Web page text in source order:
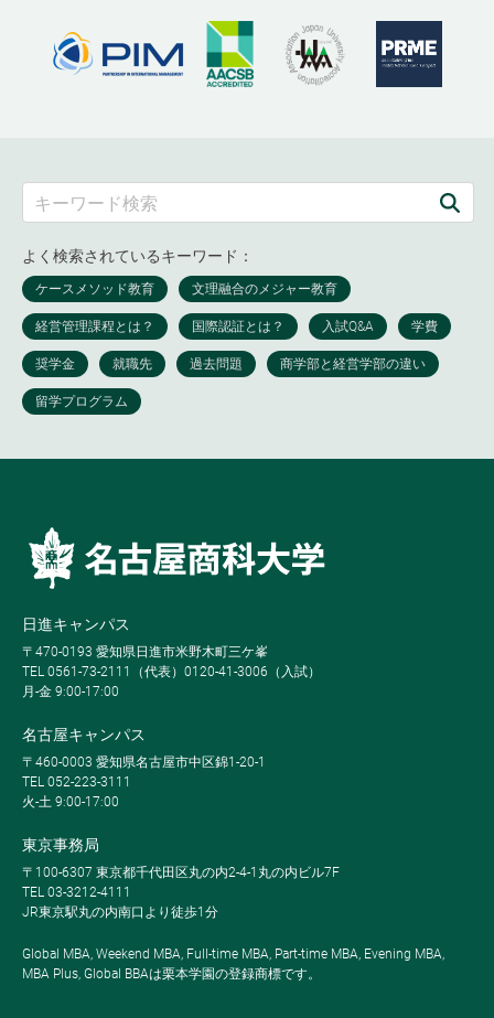
よく検索されているキーワード：
日進キャンパス
〒470-0193 愛知県日進市米野木町三ケ峯
TEL 0561-73-2111（代表）0120-41-3006（入試）
月-金 9:00-17:00
名古屋キャンパス
〒460-0003 愛知県名古屋市中区錦1-20-1
TEL 052-223-3111
火-土 9:00-17:00
東京事務局
〒100-6307 東京都千代田区丸の内2-4-1丸の内ビル7F
TEL 03-3212-4111
JR東京駅丸の内南口より徒歩1分
Global MBA, Weekend MBA, Full-time MBA, Part-time MBA, Evening MBA,
MBA Plus, Global BBAは栗本学園の登録商標です。